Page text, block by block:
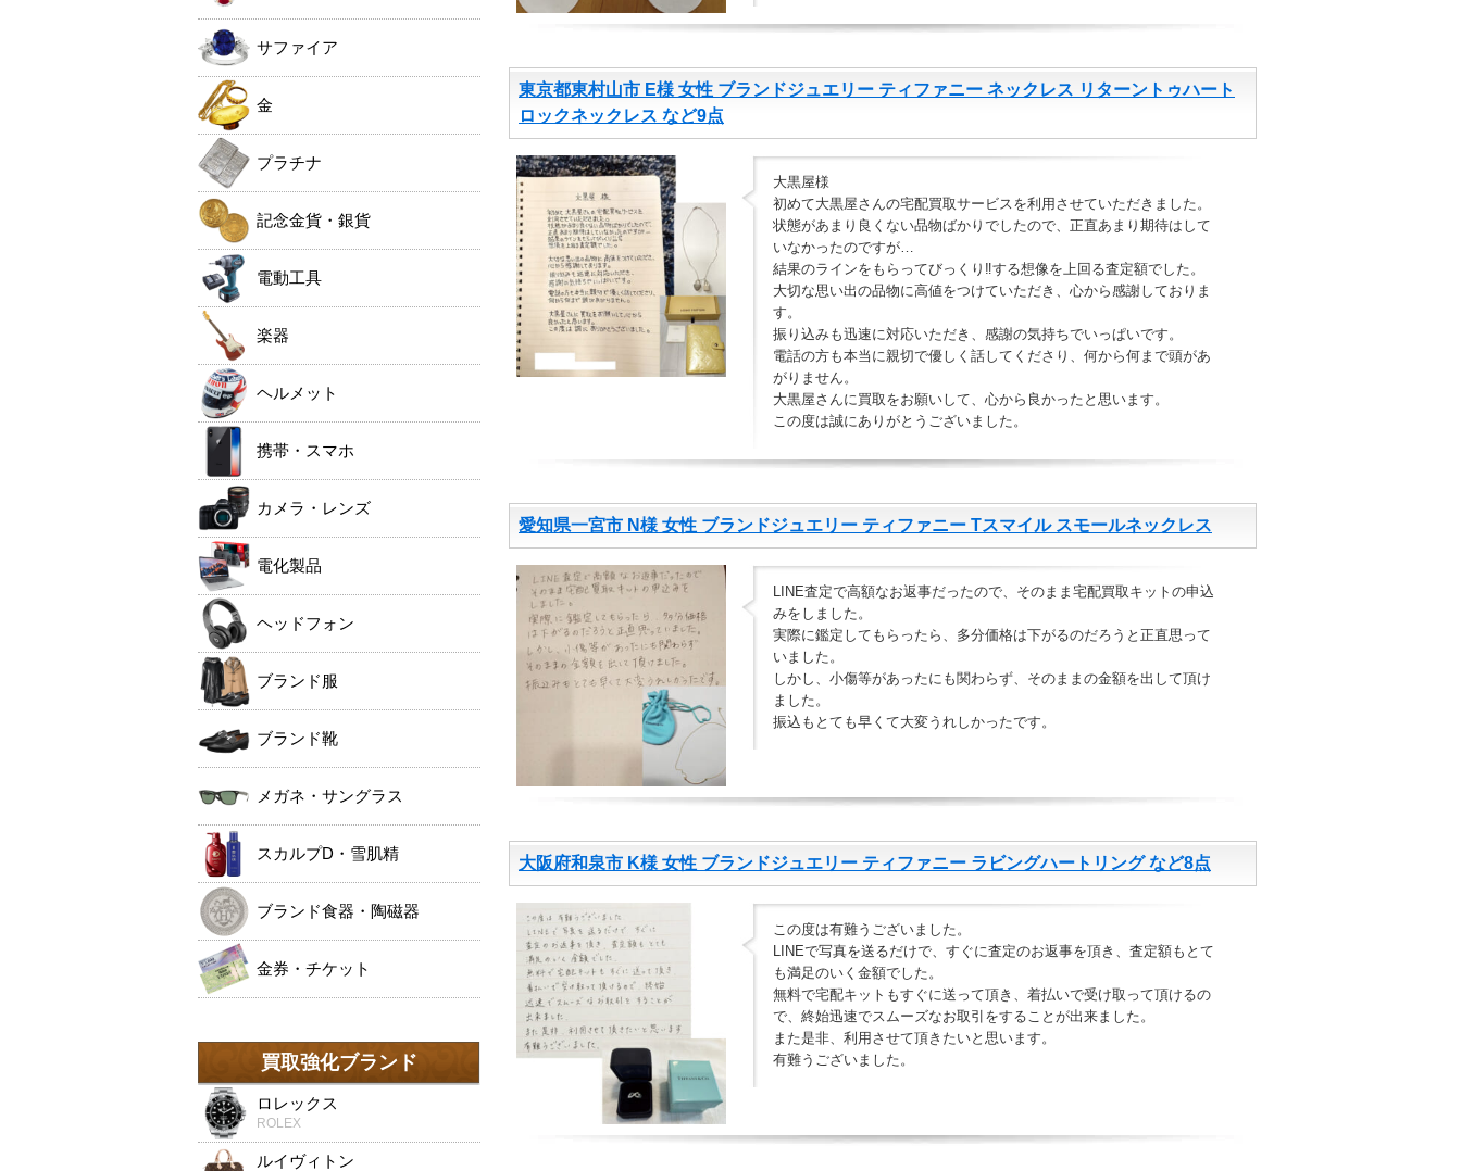
東京都東村山市 E様 女性 ブランドジュエリー ティファニー ネックレス リターントゥハート
ロックネックレス など9点
大黒屋様
初めて大黒屋さんの宅配買取サービスを利用させていただきました。
状態があまり良くない品物ばかりでしたので、正直あまり期待はして
いなかったのですが…
結果のラインをもらってびっくり‼︎する想像を上回る査定額でした。
大切な思い出の品物に高値をつけていただき、心から感謝しておりま
す。
振り込みも迅速に対応いただき、感謝の気持ちでいっぱいです。
電話の方も本当に親切で優しく話してくださり、何から何まで頭があ
がりません。
大黒屋さんに買取をお願いして、心から良かったと思います。
この度は誠にありがとうございました。
愛知県一宮市 N様 女性 ブランドジュエリー ティファニー Tスマイル スモールネックレス
LINE査定で高額なお返事だったので、そのまま宅配買取キットの申込
みをしました。
実際に鑑定してもらったら、多分価格は下がるのだろうと正直思って
いました。
しかし、小傷等があったにも関わらず、そのままの金額を出して頂け
ました。
振込もとても早くて大変うれしかったです。
大阪府和泉市 K様 女性 ブランドジュエリー ティファニー ラビングハートリング など8点
この度は有難うございました。
LINEで写真を送るだけで、すぐに査定のお返事を頂き、査定額もとて
も満足のいく金額でした。
無料で宅配キットもすぐに送って頂き、着払いで受け取って頂けるの
で、終始迅速でスムーズなお取引をすることが出来ました。
また是非、利用させて頂きたいと思います。
有難うございました。
サファイア
金
プラチナ
記念金貨・銀貨
電動工具
楽器
ヘルメット
携帯・スマホ
カメラ・レンズ
電化製品
ヘッドフォン
ブランド服
ブランド靴
メガネ・サングラス
スカルプD・雪肌精
ブランド食器・陶磁器
金券・チケット
買取強化ブランド
ロレックス
ROLEX
ルイヴィトン